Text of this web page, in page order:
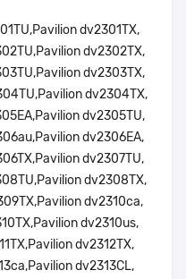
dv2301TX,
dv2302TX,
dv2303TX,
dv2304TX,
dv2305TU,
dv2306EA,
dv2307TU,
dv2308TX,
dv2310ca,
dv2310us,
dv2312TX,
dv2313CL,